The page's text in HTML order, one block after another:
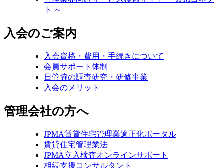
ト ～
入会のご案内
入会資格・費用・手続きについて
会員サポート体制
日管協の調査研究・研修事業
入会のメリット
管理会社の方へ
JPMA賃貸住宅管理業適正化ポータル
賃貸住宅管理業法
JPMA立入検査オンラインサポート
相続支援コンサルタント